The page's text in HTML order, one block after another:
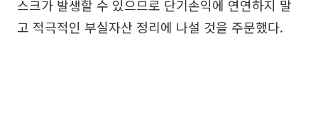
스크가 발생할 수 있으므로 단기손익에 연연하지 말
고 적극적인 부실자산 정리에 나설 것을 주문했다.